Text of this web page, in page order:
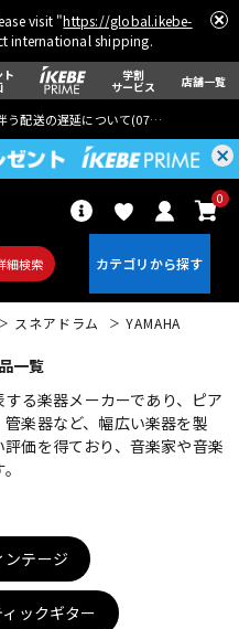
visit "https://global.ikebe-
international shipping.
ト 学割
サービス 店舗一覧
う配送の遅延について(07月29日
細検索
0
アコギ/エレアコ
パーカッション
スネアドラム YAMAHA
一覧
る楽器メーカーであり、ピア
楽器など、幅広い楽器を製
価を得ており、音楽家や音楽
ンテージ
ックギター